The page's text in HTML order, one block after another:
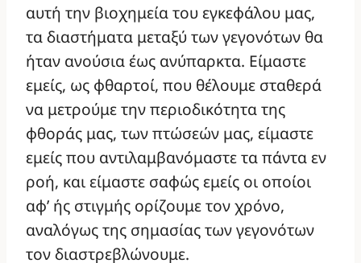
αυτή την βιοχημεία του εγκεφάλου μας,
τα διαστήματα μεταξύ των γεγονότων θα
ήταν ανούσια έως ανύπαρκτα. Είμαστε
εμείς, ως φθαρτοί, που θέλουμε σταθερά
να μετρούμε την περιοδικότητα της
φθοράς μας, των πτώσεών μας, είμαστε
εμείς που αντιλαμβανόμαστε τα πάντα εν
ροή, και είμαστε σαφώς εμείς οι οποίοι
αφ’ ής στιγμής ορίζουμε τον χρόνο,
αναλόγως της σημασίας των γεγονότων
τον διαστρεβλώνουμε.